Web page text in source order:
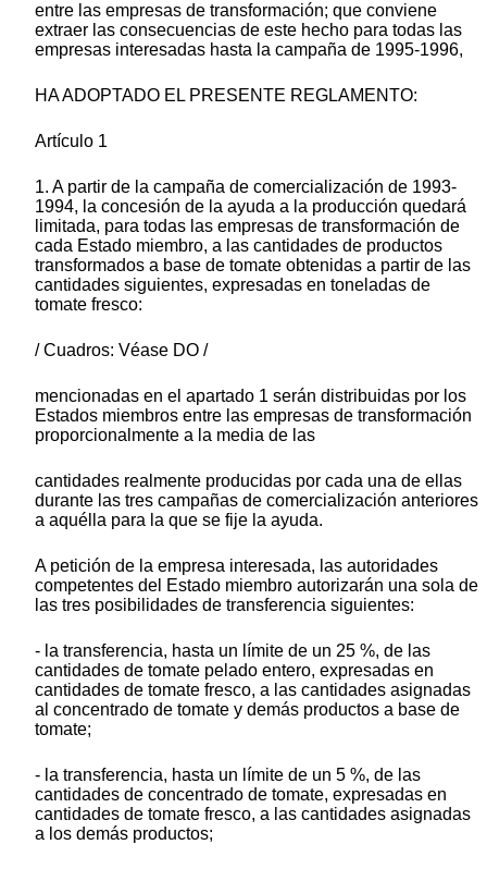
entre las empresas de transformación; que conviene
extraer las consecuencias de este hecho para todas las
empresas interesadas hasta la campaña de 1995-1996,
HA ADOPTADO EL PRESENTE REGLAMENTO:
Artículo 1
1. A partir de la campaña de comercialización de 1993-
1994, la concesión de la ayuda a la producción quedará
limitada, para todas las empresas de transformación de
cada Estado miembro, a las cantidades de productos
transformados a base de tomate obtenidas a partir de las
cantidades siguientes, expresadas en toneladas de
tomate fresco:
/ Cuadros: Véase DO /
mencionadas en el apartado 1 serán distribuidas por los
Estados miembros entre las empresas de transformación
proporcionalmente a la media de las
cantidades realmente producidas por cada una de ellas
durante las tres campañas de comercialización anteriores
a aquélla para la que se fije la ayuda.
A petición de la empresa interesada, las autoridades
competentes del Estado miembro autorizarán una sola de
las tres posibilidades de transferencia siguientes:
- la transferencia, hasta un límite de un 25 %, de las
cantidades de tomate pelado entero, expresadas en
cantidades de tomate fresco, a las cantidades asignadas
al concentrado de tomate y demás productos a base de
tomate;
- la transferencia, hasta un límite de un 5 %, de las
cantidades de concentrado de tomate, expresadas en
cantidades de tomate fresco, a las cantidades asignadas
a los demás productos;